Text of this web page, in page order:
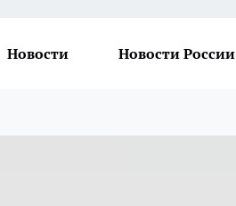
Новости Новости России